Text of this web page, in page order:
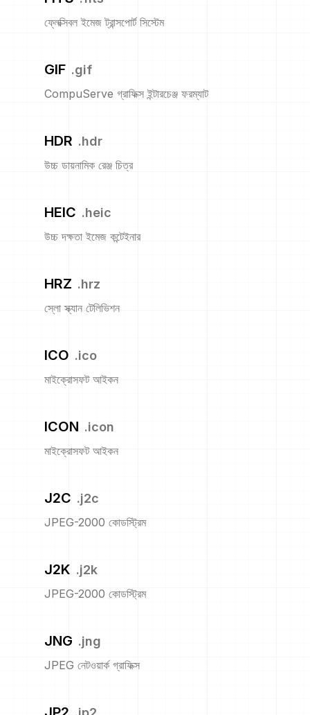
ফ্লেক্সিবল ইমেজ ট্রান্সপোর্ট সিস্টেম
GIF .gif
CompuServe গ্রাফিক্স ইন্টারচেঞ্জ ফরম্যাট
HDR .hdr
উচ্চ ডায়নামিক রেঞ্জ চিত্র
HEIC .heic
উচ্চ দক্ষতা ইমেজ কন্টেইনার
HRZ .hrz
স্লো স্ক্যান টেলিভিশন
ICO .ico
মাইক্রোসফট আইকন
ICON .icon
মাইক্রোসফট আইকন
J2C .j2c
JPEG-2000 কোডস্ট্রিম
J2K .j2k
JPEG-2000 কোডস্ট্রিম
JNG .jng
JPEG নেটওয়ার্ক গ্রাফিক্স